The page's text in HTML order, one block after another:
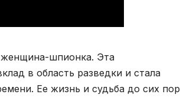
женщина-шпионка. Эта
в область разведки и стала
Ее жизнь и судьба до сих пор